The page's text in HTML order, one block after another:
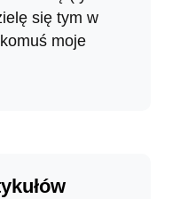
się tym w
moje